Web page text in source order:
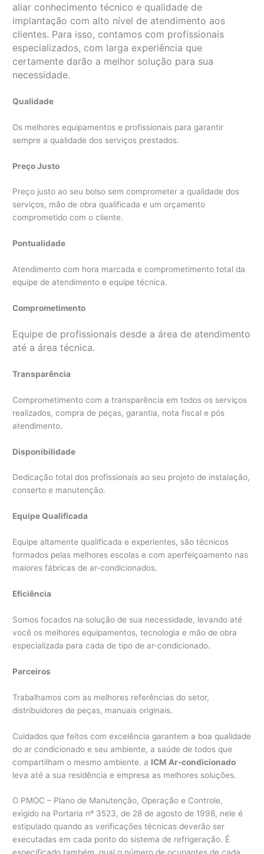
aliar conhecimento técnico e qualidade de
implantação com alto nível de atendimento aos
clientes. Para isso, contamos com profissionais
especializados, com larga experiência que
certamente darão a melhor solução para sua
necessidade.
Qualidade
Os melhores equipamentos e profissionais para garantir
sempre a qualidade dos serviços prestados.
Preço Justo
Preço justo ao seu bolso sem comprometer a qualidade dos
serviços, mão de obra qualificada e um orçamento
comprometido com o cliente.
Pontualidade
Atendimento com hora marcada e comprometimento total da
equipe de atendimento e equipe técnica.
Comprometimento
Equipe de profissionais desde a área de atendimento
até a área técnica.
Transparência
Comprometimento com a transparência em todos os serviços
realizados, compra de peças, garantia, nota fiscal e pós
atendimento.
Disponibilidade
Dedicação total dos profissionais ao seu projeto de instalação,
conserto e manutenção.
Equipe Qualificada
Equipe altamente qualificada e experientes, são técnicos
formados pelas melhores escolas e com aperfeiçoamento nas
maiores fábricas de ar-condicionados.
Eficiência
Somos focados na solução de sua necessidade, levando até
você os melhores equipamentos, tecnologia e mão de obra
especializada para cada de tipo de ar-condicionado.
Parceiros
Trabalhamos com as melhores referências do setor,
distribuidores de peças, manuais originais.
Cuidados que feitos com excelência garantem a boa qualidade
do ar condicionado e seu ambiente, a saúde de todos que
compartilham o mesmo ambiente. a ICM Ar-condicionado
leva até a sua residência e empresa as melhores soluções.
O PMOC – Plano de Manutenção, Operação e Controle,
exigido na Portaria nº 3523, de 28 de agosto de 1998, nele é
estipulado quando as verificações técnicas deverão ser
executadas em cada ponto do sistema de refrigeração. É